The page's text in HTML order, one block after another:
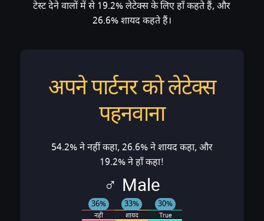
टेस्ट देने वालों में से 19.2% लेटेक्स के लिए हाँ कहते हैं, और
26.6% शायद कहते हैं।
अपने पार्टनर को लेटेक्स
पहनवाना
54.2% ने नहीं कहा, 26.6% ने शायद कहा, और
19.2% ने हाँ कहा!
♂ Male
नहीं
36%
शायद
33%
True
30%